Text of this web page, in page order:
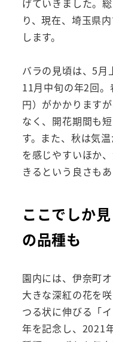
り、現在、埼玉県
します。
バラの見頃は、5月
11月中旬の年2回
円）がかかります
なく、開花期間も
す。また、秋は気
を感じやすいほか
きるという良さもあ
ここでしか
の品種も
園内には、伊奈町
大きな深紅の花を
つる状に伸びる「
年を記念し、2021